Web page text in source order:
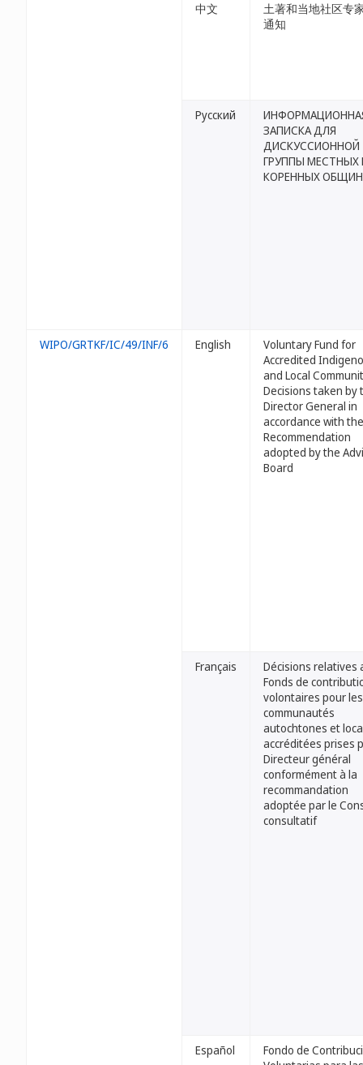
中文
土著和当地社区专
通知
Русский
ЗАПИСКА ДЛЯ
ДИСКУССИОННОЙ
ГРУППЫ МЕСТНЫХ
КОРЕННЫХ ОБЩИН
WIPO/GRTKF/IC/49/INF/6 English
Voluntary Fund for
Accredited
and Local
Decisions taken by
Director General in
accordance with the
Recommendation
adopted by the
Board
Français
Décisions relatives
Fonds de
volontaires pour les
communautés
autochtones et
accréditées prises
Directeur général
conformément à la
recommandation
adoptée par le
consultatif
Español
Fondo de